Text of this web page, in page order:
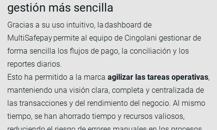
gestión más sencilla
Gracias a su uso intuitivo, la dashboard de
MultiSafepay permite al equipo de Cingolani gestionar de
forma sencilla los flujos de pago, la conciliación y los
reportes diarios.
Esto ha permitido a la marca agilizar las tareas operativas,
manteniendo una visión clara, completa y centralizada de
las transacciones y del rendimiento del negocio. Al mismo
tiempo, se han ahorrado tiempo y recursos valiosos,